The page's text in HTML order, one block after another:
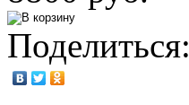
Поделиться: